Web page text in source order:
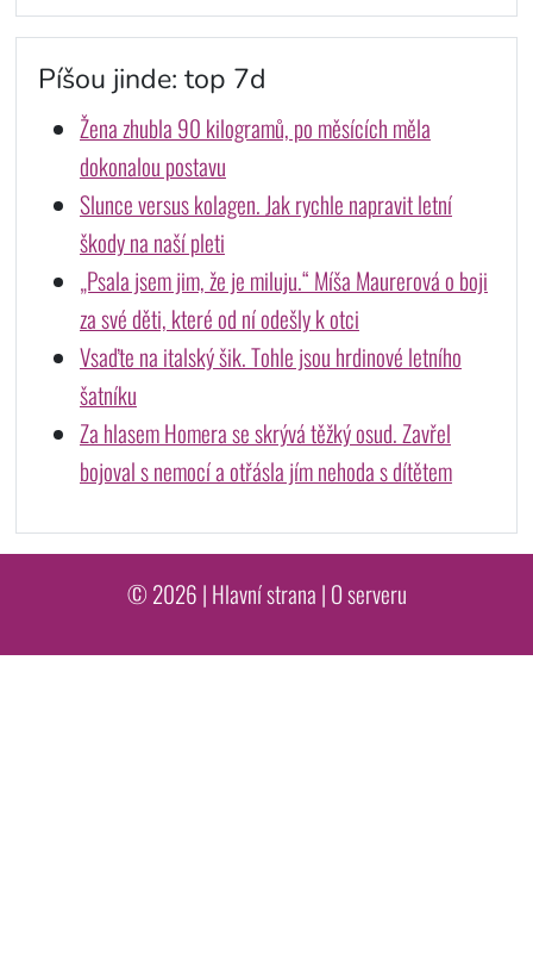
Píšou jinde: top 7d
Žena zhubla 90 kilogramů, po měsících měla
dokonalou postavu
Slunce versus kolagen. Jak rychle napravit letní
škody na naší pleti
„Psala jsem jim, že je miluju.“ Míša Maurerová o boji
za své děti, které od ní odešly k otci
Vsaďte na italský šik. Tohle jsou hrdinové letního
šatníku
Za hlasem Homera se skrývá těžký osud. Zavřel
bojoval s nemocí a otřásla jím nehoda s dítětem
© 2026 | Hlavní strana | O serveru